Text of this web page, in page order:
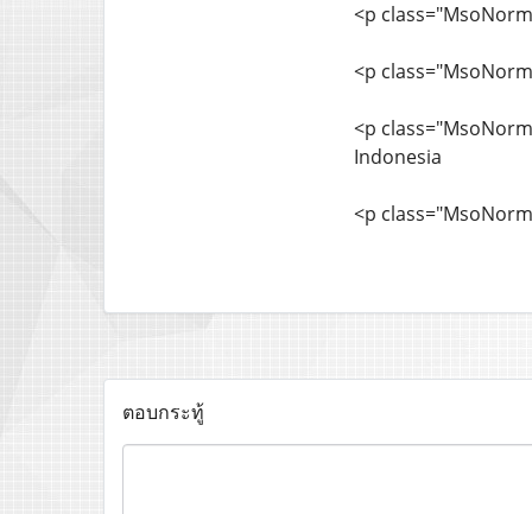
<p
<p
<p
Indonesia
<p
ตอบกระทู้